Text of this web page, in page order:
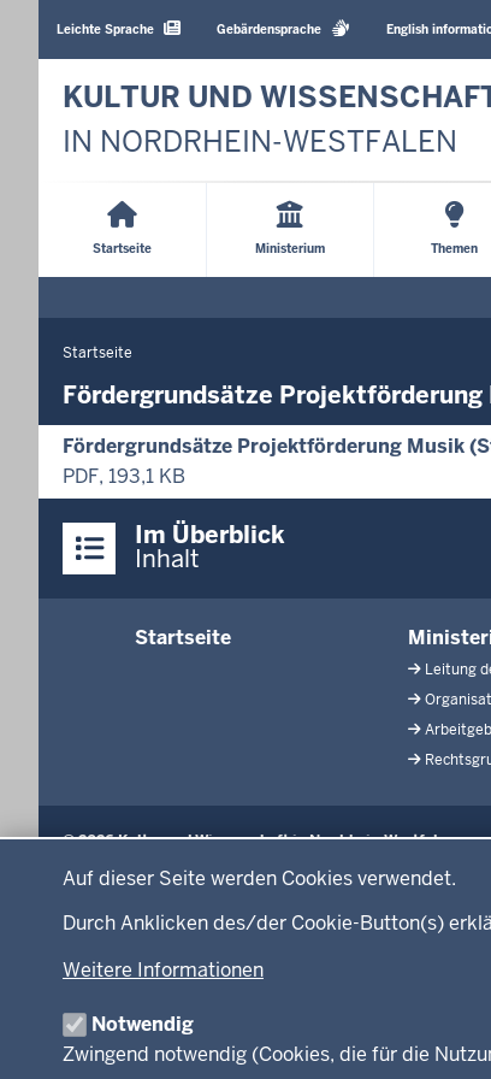
Auf dieser Seite werden Cookies verwendet.
Durch Anklicken des/der Cookie-Button(s)
Weitere Informationen
Notwendig
Zwingend notwendig (Cookies, die für die
Sprachen
Leichte Sprache Gebärdensprache English
KULTUR UND
IN NORDRHEIN-WESTFALEN
Startseite Ministerium Themen
Sie
befinden
hier
Startseite
Fördergrundsätze
Fördergrundsätze Projektförderung Musik
PDF, 193,1 KB
Inhalte
Im Überblick
Inhalt
Startseite
Leitung
© 2026 Kultur und Wissenschaft in Nordrhein-Westfalen